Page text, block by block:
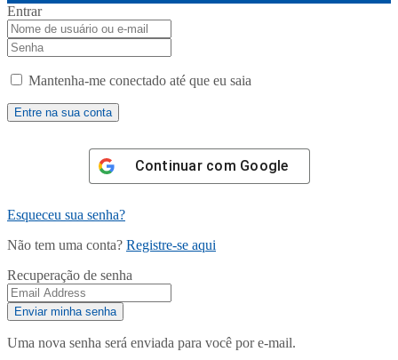
Entrar
Mantenha-me conectado até que eu saia
Continuar com Google
Esqueceu sua senha?
Não tem uma conta? Registre-se aqui
Recuperação de senha
Uma nova senha será enviada para você por e-mail.